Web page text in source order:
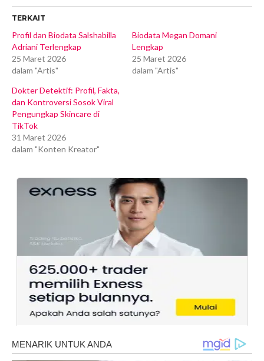
TERKAIT
Profil dan Biodata Salshabilla
Adriani Terlengkap
25 Maret 2026
dalam "Artis"
Biodata Megan Domani
Lengkap
25 Maret 2026
dalam "Artis"
Dokter Detektif: Profil, Fakta,
dan Kontroversi Sosok Viral
Pengungkap Skincare di
TikTok
31 Maret 2026
dalam "Konten Kreator"